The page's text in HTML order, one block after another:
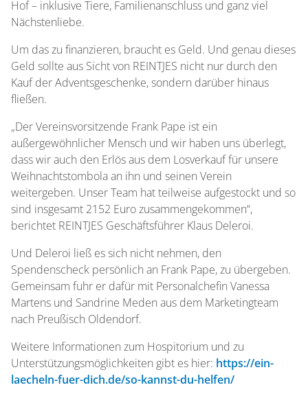
Hof – inklusive Tiere, Familienanschluss und ganz viel
Nächstenliebe.
Um das zu finanzieren, braucht es Geld. Und genau dieses
Geld sollte aus Sicht von REINTJES nicht nur durch den
Kauf der Adventsgeschenke, sondern darüber hinaus
fließen.
„Der Vereinsvorsitzende Frank Pape ist ein
außergewöhnlicher Mensch und wir haben uns überlegt,
dass wir auch den Erlös aus dem Losverkauf für unsere
Weihnachtstombola an ihn und seinen Verein
weitergeben. Unser Team hat teilweise aufgestockt und so
sind insgesamt 2152 Euro zusammengekommen“,
berichtet REINTJES Geschäftsführer Klaus Deleroi.
Und Deleroi ließ es sich nicht nehmen, den
Spendenscheck persönlich an Frank Pape, zu übergeben.
Gemeinsam fuhr er dafür mit Personalchefin Vanessa
Martens und Sandrine Meden aus dem Marketingteam
nach Preußisch Oldendorf.
Weitere Informationen zum Hospitorium und zu
Unterstützungsmöglichkeiten gibt es hier: https://ein-
laecheln-fuer-dich.de/so-kannst-du-helfen/